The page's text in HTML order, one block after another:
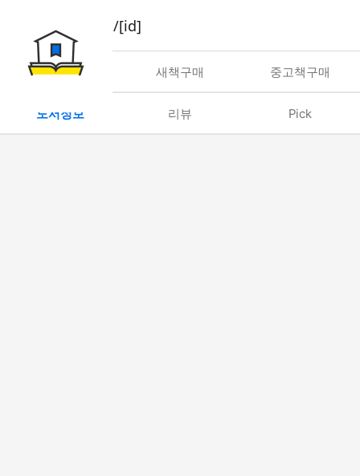
book/rent/[id]
대여 새책구매 중고책구매
도서정보 리뷰 Pick